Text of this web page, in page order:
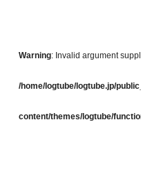
Warning: Invalid argument
/home/logtube/logtube.jp/
content/themes/logtube/